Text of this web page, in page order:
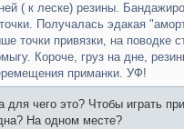
( к леске) резины.
Получалась эдакая
точки привязки, на поводке
Короче, груз на дне,
приманки. УФ!
для чего это? Чтобы играть
На одном месте?